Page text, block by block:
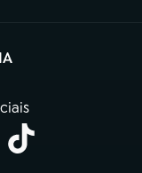
nova aba)